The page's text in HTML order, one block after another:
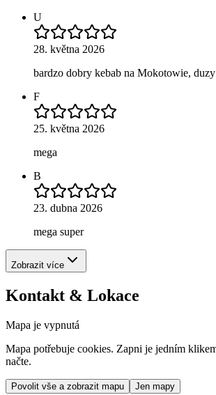
U
28. května 2026
bardzo dobry kebab na Mokotowie,
F
25. května 2026
mega
B
23. dubna 2026
mega super
Zobrazit více
Kontakt & Lokace
Mapa je vypnutá
Mapa potřebuje cookies. Zapni je jedním
načte.
Povolit vše a zobrazit mapu Jen mapy